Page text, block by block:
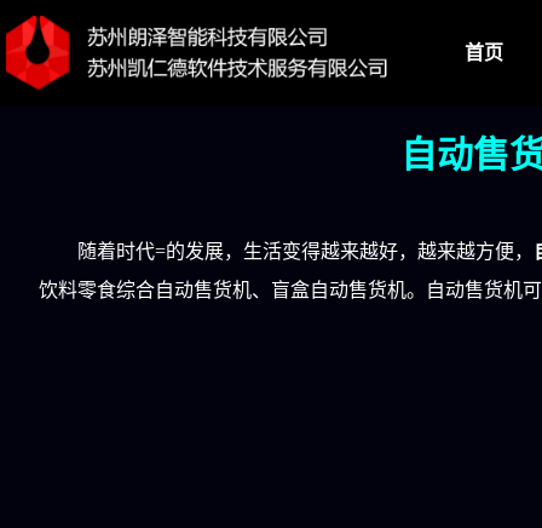
首页
自动售
随着时代=的发展，生活变得越来越好，越来越方便，
饮料零食综合自动售货机、盲盒自动售货机。自动售货机